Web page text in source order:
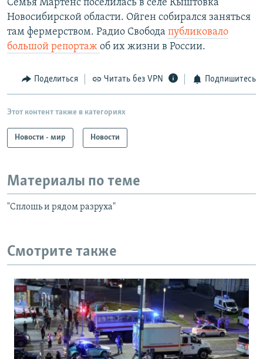
Семья Мартенс поселилась в селе Кыштовка
Новосибирской области. Ойген собирался заняться
там фермерством. Радио Свобода публиковало
большой репортаж об их жизни в России.
Поделиться Читать без VPN Подпишитесь
Этот контент также в категориях
Новости - мир Новости
Материалы по теме
"Сплошь и рядом разруха"
Смотрите также